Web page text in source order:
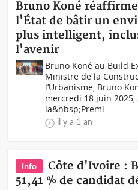
Bruno Koné
l'État de bâtir un
plus intelligent,
l'avenir
Bruno Koné au Build
Ministre de la
l’Urbanisme, Bruno
mercredi 18 juin
la&nbsp;Premi...
il y a 1 an
Info
Côte d'Ivoire :
51,41 % de candidat